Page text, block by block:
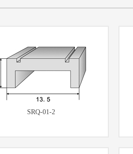
SRQ-01-2